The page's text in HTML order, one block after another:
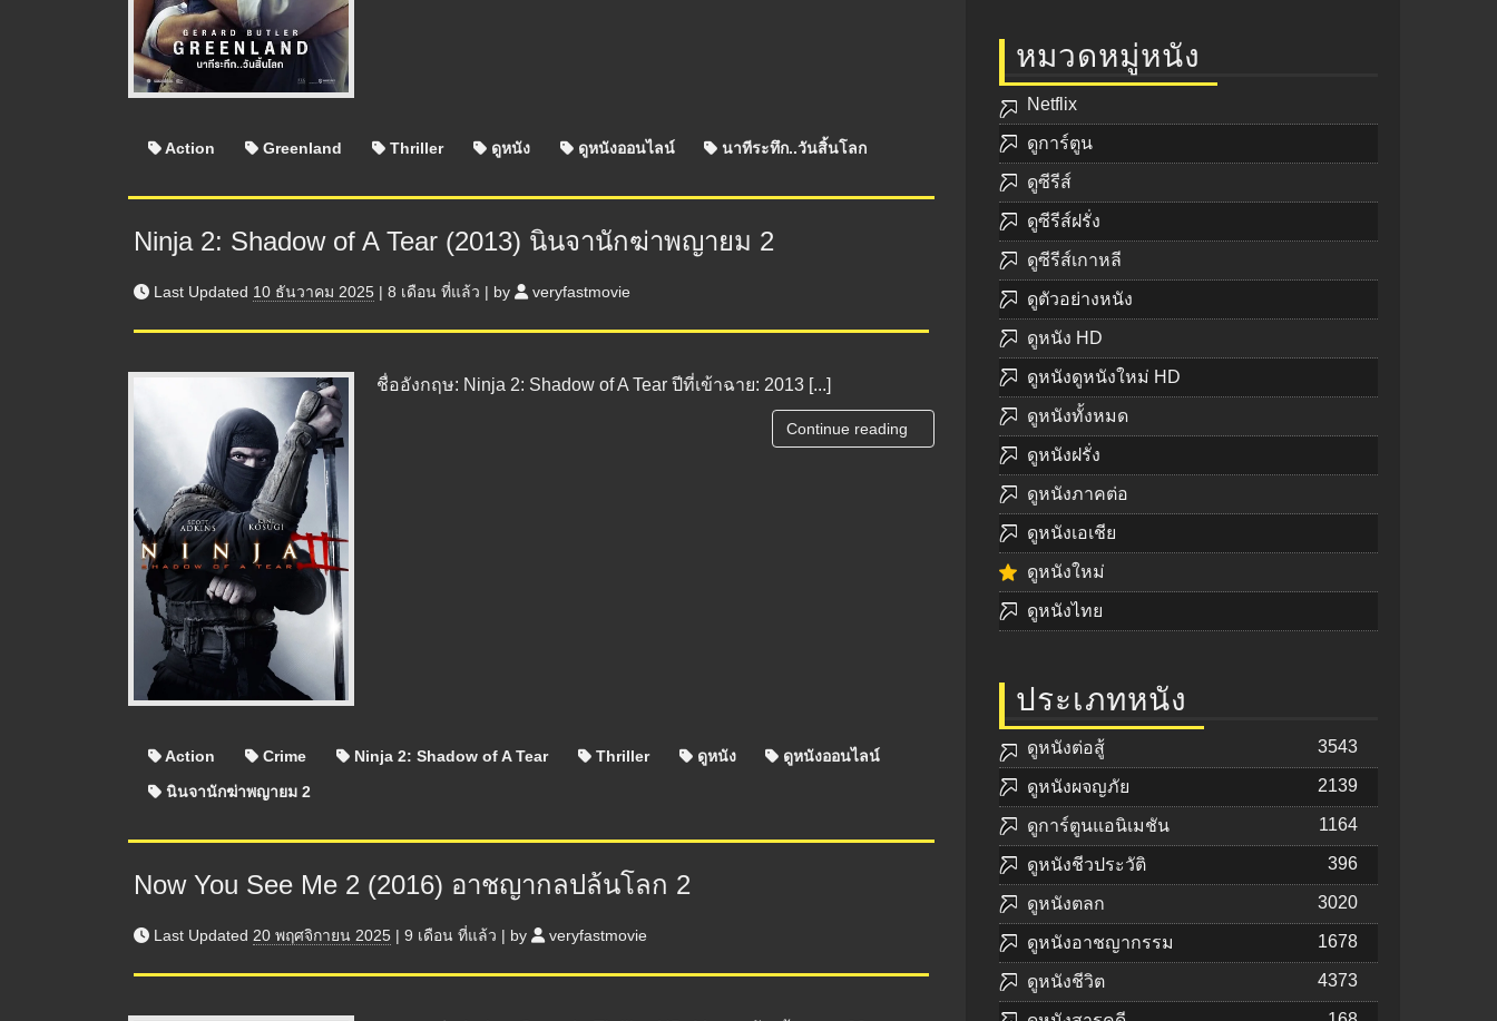
Action Greenland Thriller ดูหนัง ดูหนังออนไลน์ นาทีระทึก..วันสิ้นโลก
Ninja 2: Shadow of A Tear (2013) นินจานักฆ่าพญายม 2
Last Updated 10 ธันวาคม 2025 | 8 เดือน ที่แล้ว | by veryfastmovie
ชื่ออังกฤษ: Ninja 2: Shadow of A Tear ปีที่เข้าฉาย: 2013 [...]
Continue reading
Action Crime Ninja 2: Shadow of A Tear Thriller ดูหนัง
ดูหนังออนไลน์
นินจานักฆ่าพญายม 2
Now You See Me 2 (2016) อาชญากลปล้นโลก 2
Last Updated 20 พฤศจิกายน 2025 | 9 เดือน ที่แล้ว | by veryfastmovie
หมวดหมู่หนัง
Netflix
ดูการ์ตูน
ดูซีรีส์
ดูซีรีส์ฝรั่ง
ดูซีรีส์เกาหลี
ดูตัวอย่างหนัง
ดูหนัง HD
ดูหนังดูหนังใหม่ HD
ดูหนังทั้งหมด
ดูหนังฝรั่ง
ดูหนังภาคต่อ
ดูหนังเอเชีย
ดูหนังใหม่
ดูหนังไทย
ประเภทหนัง
ดูหนังต่อสู้ 3543
ดูหนังผจญภัย 2139
ดูการ์ตูนแอนิเมชัน 1164
ดูหนังชีวประวัติ 396
ดูหนังตลก 3020
ดูหนังอาชญากรรม 1678
ดูหนังชีวิต 4373